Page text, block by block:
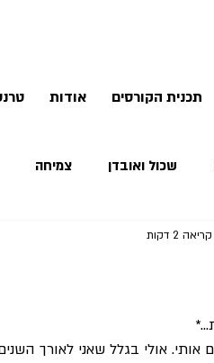
תכנית הקורסים אודות
שכול ואובדן צמיחה
2 דקות
אותי. אולי בגלל שאני לאורך